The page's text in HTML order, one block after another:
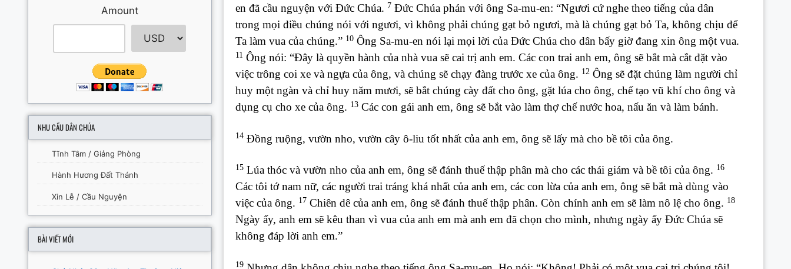
en đã cầu nguyện với Đức Chúa. 7 Đức Chúa phán với ông Sa-mu-en: “Ngươi cứ nghe theo tiếng của dân
trong mọi điều chúng nói với ngươi, vì không phải chúng gạt bỏ ngươi, mà là chúng gạt bỏ Ta, không chịu để
Ta làm vua của chúng.” 10Ông Sa-mu-en nói lại mọi lời của Đức Chúa cho dân bấy giờ đang xin ông một vua.
11 Ông nói: “Đây là quyền hành của nhà vua sẽ cai trị anh em. Các con trai anh em, ông sẽ bắt mà cắt đặt vào
việc trông coi xe và ngựa của ông, và chúng sẽ chạy đàng trước xe của ông. 12Ông sẽ đặt chúng làm người chỉ
huy một ngàn và chỉ huy năm mươi, sẽ bắt chúng cày đất cho ông, gặt lúa cho ông, chế tạo vũ khí cho ông và
dụng cụ cho xe của ông. 13Các con gái anh em, ông sẽ bắt vào làm thợ chế nước hoa, nấu ăn và làm bánh.
14Đồng ruộng, vườn nho, vườn cây ô-liu tốt nhất của anh em, ông sẽ lấy mà cho bề tôi của ông.
15Lúa thóc và vườn nho của anh em, ông sẽ đánh thuế thập phân mà cho các thái giám và bề tôi của ông. 16
Các tôi tớ nam nữ, các người trai tráng khá nhất của anh em, các con lừa của anh em, ông sẽ bắt mà dùng vào
việc của ông. 17 Chiên dê của anh em, ông sẽ đánh thuế thập phân. Còn chính anh em sẽ làm nô lệ cho ông. 18
Ngày ấy, anh em sẽ kêu than vì vua của anh em mà anh em đã chọn cho mình, nhưng ngày ấy Đức Chúa sẽ
không đáp lời anh em.”
19
Amount
NHU CẦU DÂN CHÚA
Tĩnh Tâm / Giảng Phòng
Hành Hương Đất Thánh
Xin Lễ / Cầu Nguyện
BÀI VIẾT MỚI